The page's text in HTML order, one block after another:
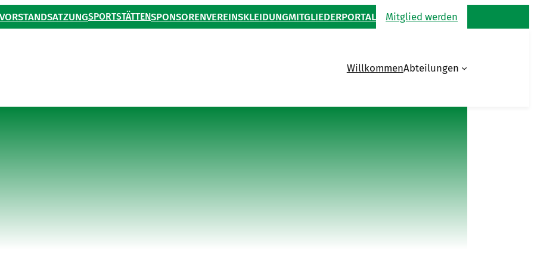
VORSTANDSATZUNGSPORTSTÄTTENSPONSORENVEREINSKLEIDUNGMITGLIEDERPORTAL Mitglied werden
WillkommenAbteilungen